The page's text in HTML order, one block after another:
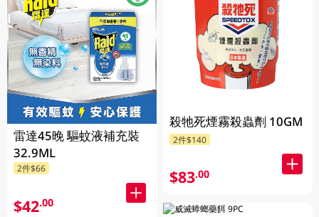
雷達45晚 驅蚊液補充裝
32.9ML
2件$66
$42.00
殺牠死煙霧殺蟲劑 10GM
2件$140
$83.00